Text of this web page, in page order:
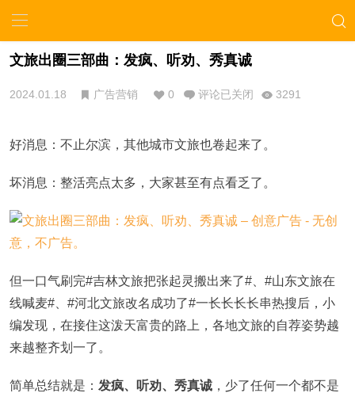
文旅出圈三部曲：发疯、听劝、秀真诚
2024.01.18 广告营销 0 评论已关闭 3291
好消息：不止尔滨，其他城市文旅也卷起来了。
坏消息：整活亮点太多，大家甚至有点看乏了。
但一口气刷完#吉林文旅把张起灵搬出来了#、#山东文旅在
线喊麦#、#河北文旅改名成功了#一长长长长串热搜后，小
编发现，在接住这泼天富贵的路上，各地文旅的自荐姿势越
来越整齐划一了。
简单总结就是： 发疯、听劝、秀真诚 ，少了任何一个都不是